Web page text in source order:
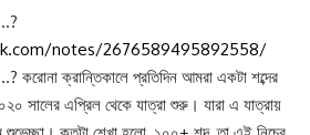
notes/2676589495892558/
ক্রান্তিকালে প্রতিদিন আমরা একটা শব্দের
সালের এপ্রিল থেকে যাত্রা শুরু। যারা এ যাত্রায়